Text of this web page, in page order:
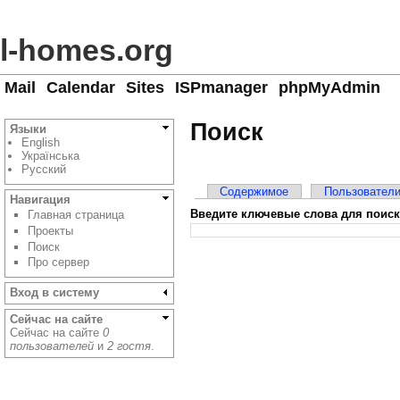
l-homes.org
Mail Calendar Sites ISPmanager phpMyAdmin
Языки
English
Українська
Русский
Навигация
Главная страница
Проекты
Поиск
Про сервер
Вход в систему
Сейчас на сайте
Сейчас на сайте 0
пользователей и 2 гостя
Поиск
Cодержимое
Пользователи
Введите ключевые слова для